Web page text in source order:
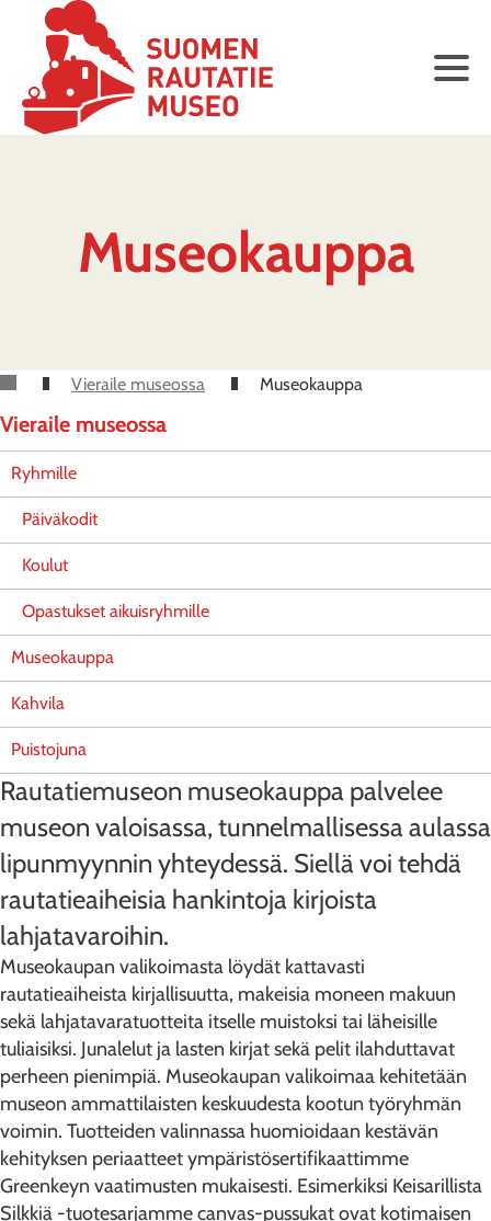
Museokauppa
Vieraile museossa Museokauppa
Vieraile museossa
Ryhmille
Päiväkodit
Koulut
Opastukset aikuisryhmille
Museokauppa
Kahvila
Puistojuna
Rautatiemuseon museokauppa palvelee
museon valoisassa, tunnelmallisessa aulassa
lipunmyynnin yhteydessä. Siellä voi tehdä
rautatieaiheisia hankintoja kirjoista
lahjatavaroihin.
Museokaupan valikoimasta löydät kattavasti
rautatieaiheista kirjallisuutta, makeisia moneen makuun
sekä lahjatavaratuotteita itselle muistoksi tai läheisille
tuliaisiksi. Junalelut ja lasten kirjat sekä pelit ilahduttavat
perheen pienimpiä. Museokaupan valikoimaa kehitetään
museon ammattilaisten keskuudesta kootun työryhmän
voimin. Tuotteiden valinnassa huomioidaan kestävän
kehityksen periaatteet ympäristösertifikaattimme
Greenkeyn vaatimusten mukaisesti. Esimerkiksi Keisarillista
Silkkiä -tuotesarjamme canvas-pussukat ovat kotimaisen